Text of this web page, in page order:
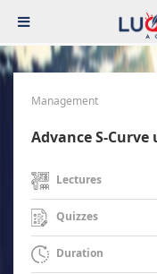
Management
Advance S-
Lectures
Quizzes
Duration